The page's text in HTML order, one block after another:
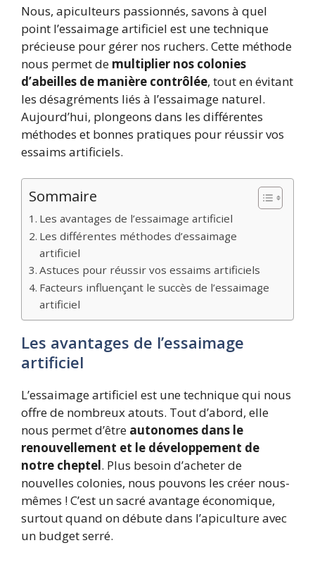
Nous, apiculteurs passionnés, savons à quel
point l’essaimage artificiel est une technique
précieuse pour gérer nos ruchers. Cette méthode
nous permet de multiplier nos colonies
d’abeilles de manière contrôlée, tout en évitant
les désagréments liés à l’essaimage naturel.
Aujourd’hui, plongeons dans les différentes
méthodes et bonnes pratiques pour réussir vos
essaims artificiels.
Sommaire
Les avantages de l’essaimage artificiel
Les différentes méthodes d’essaimage
artificiel
Astuces pour réussir vos essaims artificiels
Facteurs influençant le succès de l’essaimage
artificiel
Les avantages de l’essaimage
artificiel
L’essaimage artificiel est une technique qui nous
offre de nombreux atouts. Tout d’abord, elle
nous permet d’être autonomes dans le
renouvellement et le développement de
notre cheptel. Plus besoin d’acheter de
nouvelles colonies, nous pouvons les créer nous-
mêmes ! C’est un sacré avantage économique,
surtout quand on débute dans l’apiculture avec
un budget serré.